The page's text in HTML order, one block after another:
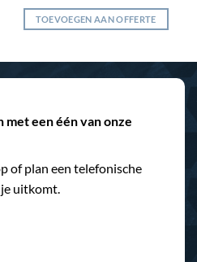
TOEVOEGEN AAN OFFERTE
met een één van onze
of plan een telefonische
uitkomt.